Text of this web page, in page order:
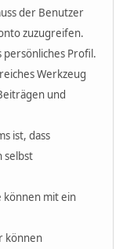
der Benutzer
zuzugreifen.
persönliches Profil.
Werkzeug
und
ist, dass
selbst
können mit ein
können